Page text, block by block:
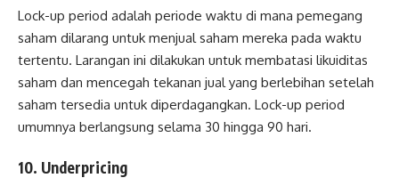
Lock-up period adalah periode waktu di mana pemegang
saham dilarang untuk menjual saham mereka pada waktu
tertentu. Larangan ini dilakukan untuk membatasi likuiditas
saham dan mencegah tekanan jual yang berlebihan setelah
saham tersedia untuk diperdagangkan. Lock-up period
umumnya berlangsung selama 30 hingga 90 hari.
10. Underpricing